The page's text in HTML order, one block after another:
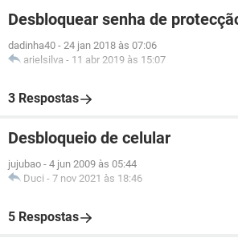
Desbloquear senha de
dadinha40 - 24 jan 2018 às 07:06
arielsilva - 11 abr 2019 às 15:07
3 Respostas
Desbloqueio de celular
jujubao - 4 jun 2009 às 05:44
Duci - 7 nov 2021 às 18:46
5 Respostas